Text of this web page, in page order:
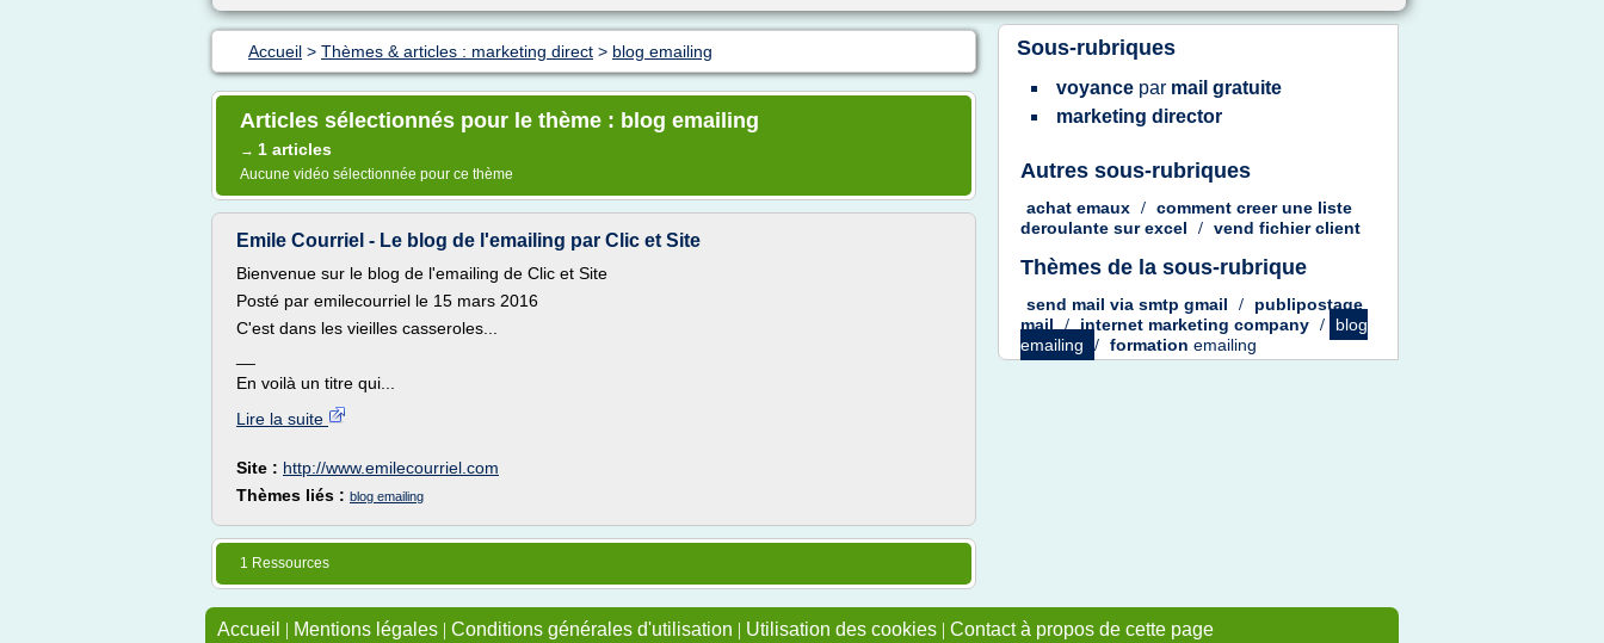
Accueil > Thèmes & articles : marketing direct > blog emailing
Articles sélectionnés pour le thème : blog emailing
→ 1 articles
Aucune vidéo sélectionnée pour ce thème
Emile Courriel - Le blog de l'emailing par Clic et Site
Bienvenue sur le blog de l'emailing de Clic et Site
Posté par emilecourriel le 15 mars 2016
C'est dans les vieilles casseroles...
En voilà un titre qui...
Lire la suite
Site : http://www.emilecourriel.com
Thèmes liés : blog emailing
1 Ressources
Sous-rubriques
voyance par mail gratuite
marketing director
Autres sous-rubriques
achat emaux / comment creerune liste
deroulante surexcel / vend fichier client
Thèmes de la sous-rubrique
send mail via smtp gmail /
publipostage
mail
/ internet marketing company /
blog
emailing
/ formation emailing
Accueil | Mentions légales | Conditions générales d'utilisation | Utilisation des cookies | Contact à propos de cette page